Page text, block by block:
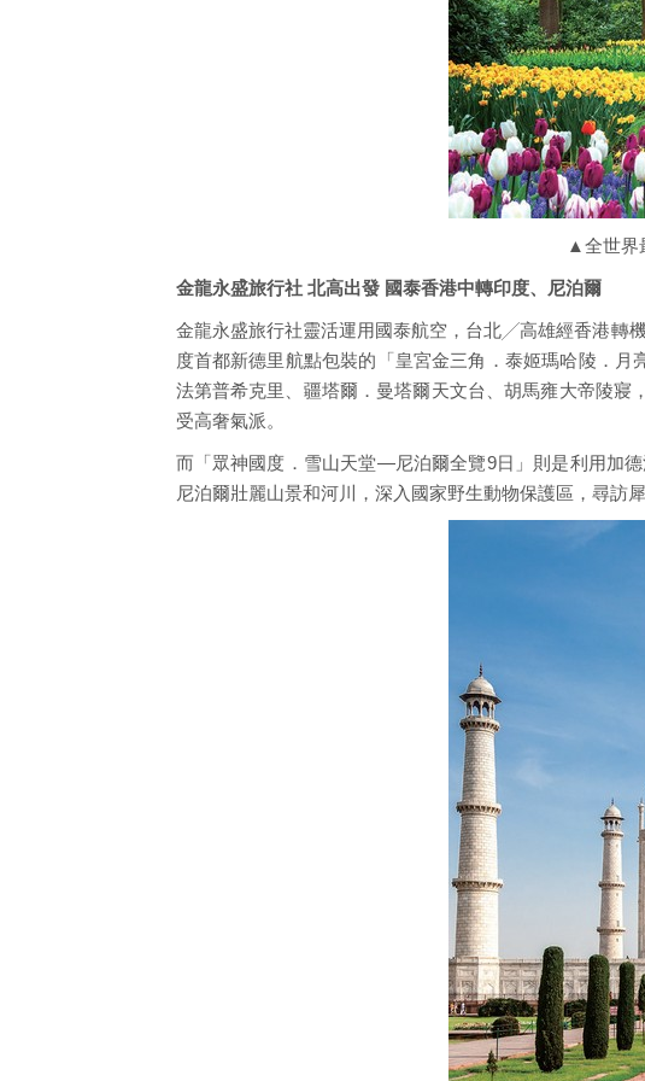
▲全世界
金龍永盛旅行社 北高出發 國泰香港中轉印度、尼泊爾
金龍永盛旅行社靈活運用國泰航空，台北╱高雄經香港轉
度首都新德里航點包裝的「皇宮金三角．泰姬瑪哈陵．
法第普希克里、疆塔爾．曼塔爾天文台、胡馬雍大帝陵
受高奢氣派。
而「眾神國度．雪山天堂—尼泊爾全覽9日」則是利用加
尼泊爾壯麗山景和河川，深入國家野生動物保護區，尋訪